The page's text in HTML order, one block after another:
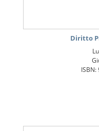
Diritto